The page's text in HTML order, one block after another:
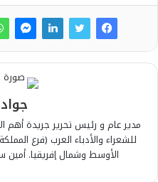
مدير عام و رئيس تحرير جريدة أهم
للشعراء والأدباء العرب (فرع
الأوسط وشمال إفريقيا. أمين